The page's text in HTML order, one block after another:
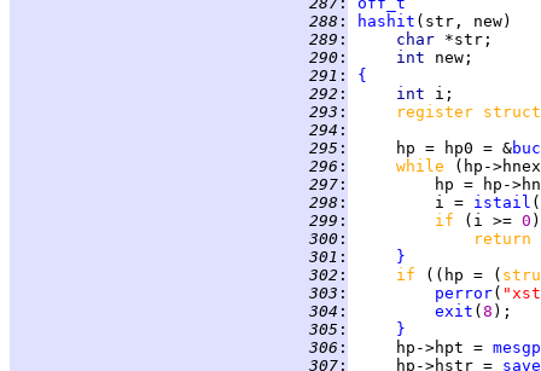
288 : hashit
289 : char
290 : int
291 :
{
292 : int
293 :
register
294 :
295 :
     hp = hp0 = &
296 : while
(hp-
297 :
298 :
         i =
istail
299 : if (i >= 0
300 :
return
301 :
}
302 : if ((hp = (
303 : perror(
304 : exit ( 8
305 :
}
306 :
     hp->hpt =
307 :
     hp->hstr =